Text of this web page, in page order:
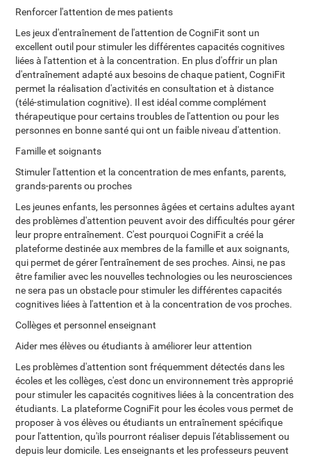
Renforcer l'attention de mes patients
Les jeux d'entraînement de l'attention de CogniFit sont un
excellent outil pour stimuler les différentes capacités cognitives
liées à l'attention et à la concentration. En plus d'offrir un plan
d'entraînement adapté aux besoins de chaque patient, CogniFit
permet la réalisation d'activités en consultation et à distance
(télé-stimulation cognitive). Il est idéal comme complément
thérapeutique pour certains troubles de l'attention ou pour les
personnes en bonne santé qui ont un faible niveau d'attention.
Famille et soignants
Stimuler l'attention et la concentration de mes enfants, parents,
grands-parents ou proches
Les jeunes enfants, les personnes âgées et certains adultes ayant
des problèmes d'attention peuvent avoir des difficultés pour gérer
leur propre entraînement. C'est pourquoi CogniFit a créé la
plateforme destinée aux membres de la famille et aux soignants,
qui permet de gérer l'entraînement de ses proches. Ainsi, ne pas
être familier avec les nouvelles technologies ou les neurosciences
ne sera pas un obstacle pour stimuler les différentes capacités
cognitives liées à l'attention et à la concentration de vos proches.
Collèges et personnel enseignant
Aider mes élèves ou étudiants à améliorer leur attention
Les problèmes d'attention sont fréquemment détectés dans les
écoles et les collèges, c'est donc un environnement très approprié
pour stimuler les capacités cognitives liées à la concentration des
étudiants. La plateforme CogniFit pour les écoles vous permet de
proposer à vos élèves ou étudiants un entraînement spécifique
pour l'attention, qu'ils pourront réaliser depuis l'établissement ou
depuis leur domicile. Les enseignants et les professeurs peuvent